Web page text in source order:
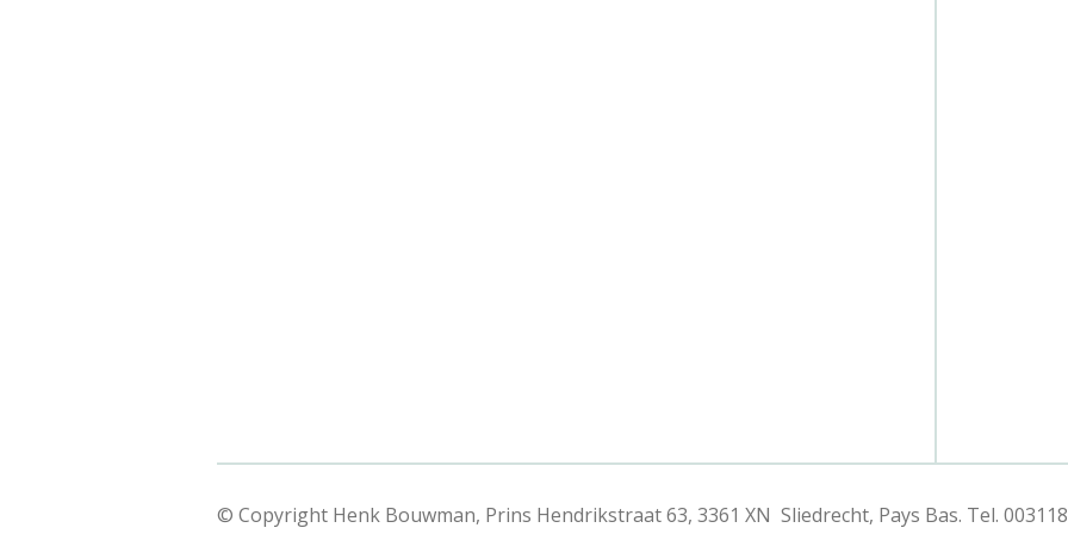
© Copyright Henk Bouwman, Prins Hendrikstraat 63, 3361 XN Sliedrecht, Pays Bas. Tel.